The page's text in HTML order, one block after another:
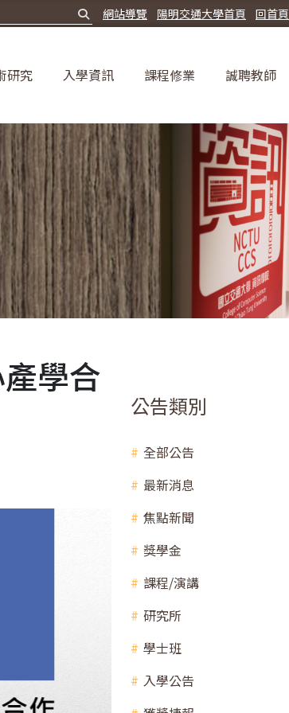
回首頁
陽明交通大學首頁
網站導覽
研究 入學資訊 課程修業 誠聘教師
學合
公告類別
全部公告
最新消息
焦點新聞
獎學金
課程/演講
研究所
學士班
入學公告